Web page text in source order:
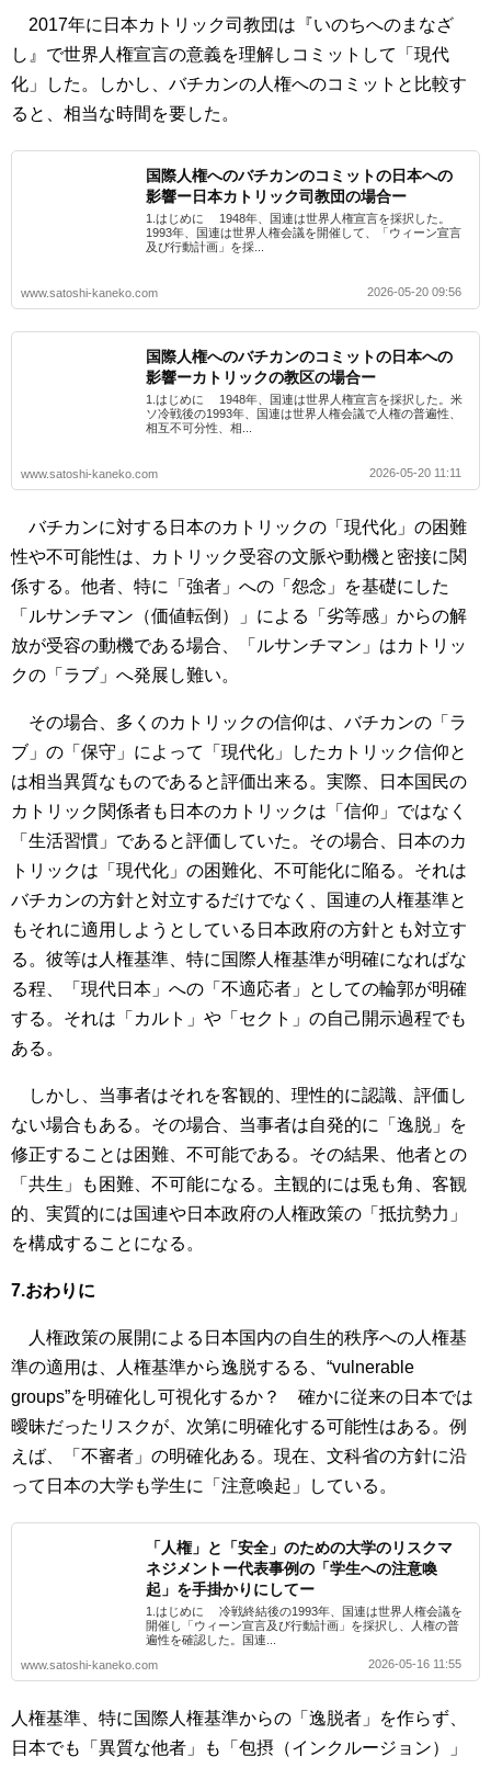
2017年に日本カトリック司教団は『いのちへのまなざ
し』で世界人権宣言の意義を理解しコミットして「現代
化」した。しかし、バチカンの人権へのコミットと比較す
ると、相当な時間を要した。
国際人権へのバチカンのコミットの日本への
影響ー日本カトリック司教団の場合ー
1.はじめに 1948年、国連は世界人権宣言を採択した。
1993年、国連は世界人権会議を開催して、「ウィーン宣言
及び行動計画」を採...
www.satoshi-kaneko.com 2026-05-20 09:56
国際人権へのバチカンのコミットの日本への
影響ーカトリックの教区の場合ー
1.はじめに 1948年、国連は世界人権宣言を採択した。米
ソ冷戦後の1993年、国連は世界人権会議で人権の普遍性、
相互不可分性、相...
www.satoshi-kaneko.com 2026-05-20 11:11
バチカンに対する日本のカトリックの「現代化」の困難
性や不可能性は、カトリック受容の文脈や動機と密接に関
係する。他者、特に「強者」への「怨念」を基礎にした
「ルサンチマン（価値転倒）」による「劣等感」からの解
放が受容の動機である場合、「ルサンチマン」はカトリッ
クの「ラブ」へ発展し難い。
その場合、多くのカトリックの信仰は、バチカンの「ラ
ブ」の「保守」によって「現代化」したカトリック信仰と
は相当異質なものであると評価出来る。実際、日本国民の
カトリック関係者も日本のカトリックは「信仰」ではなく
「生活習慣」であると評価していた。その場合、日本のカ
トリックは「現代化」の困難化、不可能化に陥る。それは
バチカンの方針と対立するだけでなく、国連の人権基準と
もそれに適用しようとしている日本政府の方針とも対立す
る。彼等は人権基準、特に国際人権基準が明確になればな
る程、「現代日本」への「不適応者」としての輪郭が明確
する。それは「カルト」や「セクト」の自己開示過程でも
ある。
しかし、当事者はそれを客観的、理性的に認識、評価し
ない場合もある。その場合、当事者は自発的に「逸脱」を
修正することは困難、不可能である。その結果、他者との
「共生」も困難、不可能になる。主観的には兎も角、客観
的、実質的には国連や日本政府の人権政策の「抵抗勢力」
を構成することになる。
7.おわりに
人権政策の展開による日本国内の自生的秩序への人権基
準の適用は、人権基準から逸脱するる、“vulnerable
groups”を明確化し可視化するか？ 確かに従来の日本では
曖昧だったリスクが、次第に明確化する可能性はある。例
えば、「不審者」の明確化ある。現在、文科省の方針に沿
って日本の大学も学生に「注意喚起」している。
「人権」と「安全」のための大学のリスクマ
ネジメントー代表事例の「学生への注意喚
起」を手掛かりにしてー
1.はじめに 冷戦終結後の1993年、国連は世界人権会議を
開催し「ウィーン宣言及び行動計画」を採択し、人権の普
遍性を確認した。国連...
www.satoshi-kaneko.com
2026-05-16 11:55
人権基準、特に国際人権基準からの「逸脱者」を作らず、
日本でも「異質な他者」も「包摂（インクルージョン）」